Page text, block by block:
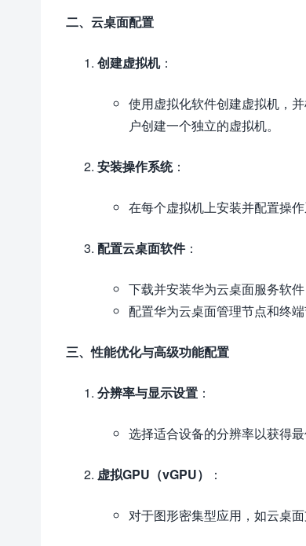
二、云桌面配置
创建虚拟机：
使用虚拟化软件创建虚拟机，
户创建一个独立的虚拟机。
安装操作系统：
在每个虚拟机上安装并配置操
配置云桌面软件：
下载并安装华为云桌面服务软
配置华为云桌面管理节点和终
三、性能优化与高级功能配置
分辨率与显示设置 ：
选择适合设备的分辨率以获得
虚拟GPU（vGPU） ：
对于图形密集型应用，如云桌